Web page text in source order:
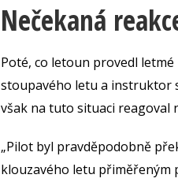
Nečekaná
Poté, co letoun provedl
stoupavého letu a instruktor
však na tuto situaci reagoval
„Pilot byl pravděpodobně
klouzavého letu přiměřeným